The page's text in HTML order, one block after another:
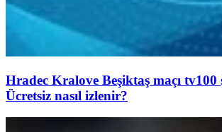
Hradec Kralove Beşiktaş maçı tv100
Ücretsiz nasıl izlenir?